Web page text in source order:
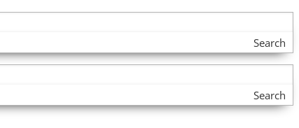
Search
Search